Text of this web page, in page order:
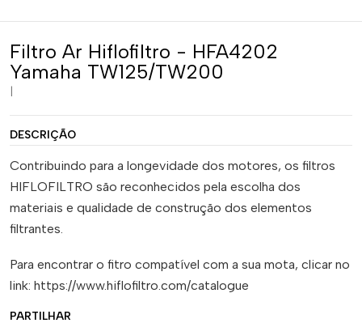
Filtro Ar Hiflofiltro - HFA4202
Yamaha TW125/TW200
DESCRIÇÃO
Contribuindo para a longevidade dos motores, os filtros
HIFLOFILTRO são reconhecidos pela escolha dos
materiais e qualidade de construção dos elementos
filtrantes.
Para encontrar o fitro compatível com a sua mota, clicar no
link: https://www.hiflofiltro.com/catalogue
PARTILHAR